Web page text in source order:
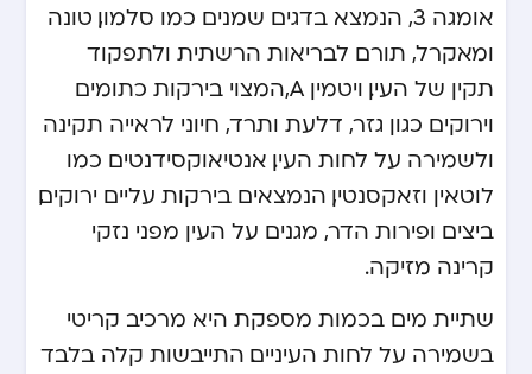
אומגה 3, הנמצא בדגים שמנים כמו סלמון, טונה
ומאקרל, תורם לבריאות הרשתית ולתפקוד
תקין של העין. ויטמין A, המצוי בירקות כתומים
וירוקים כגון גזר, דלעת ותרד, חיוני לראייה תקינה
ולשמירה על לחות העין. אנטיאוקסידנטים כמו
לוטאין וזאקסנטין, הנמצאים בירקות עליים ירוקים,
ביצים ופירות הדר, מגנים על העין מפני נזקי
קרינה מזיקה.
שתיית מים בכמות מספקת היא מרכיב קריטי
בשמירה על לחות העיניים. התייבשות קלה בלבד